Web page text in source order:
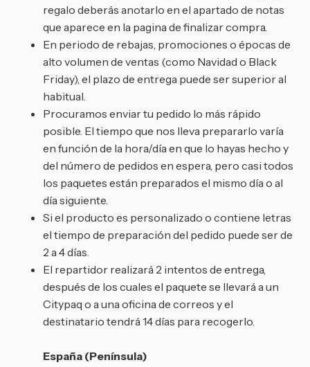
regalo deberás anotarlo en el apartado de notas
que aparece en la pagina de finalizar compra.
En periodo de rebajas, promociones o épocas de
alto volumen de ventas (como Navidad o Black
Friday), el plazo de entrega puede ser superior al
habitual.
Procuramos enviar tu pedido lo más rápido
posible. El tiempo que nos lleva prepararlo varía
en función de la hora/día en que lo hayas hecho y
del número de pedidos en espera, pero casi todos
los paquetes están preparados el mismo día o al
día siguiente.
Si el producto es personalizado o contiene letras
el tiempo de preparación del pedido puede ser de
2 a 4 días.
El repartidor realizará 2 intentos de entrega,
después de los cuales el paquete se llevará a un
Citypaq o a una oficina de correos y el
destinatario tendrá 14 días para recogerlo.
España (Península)